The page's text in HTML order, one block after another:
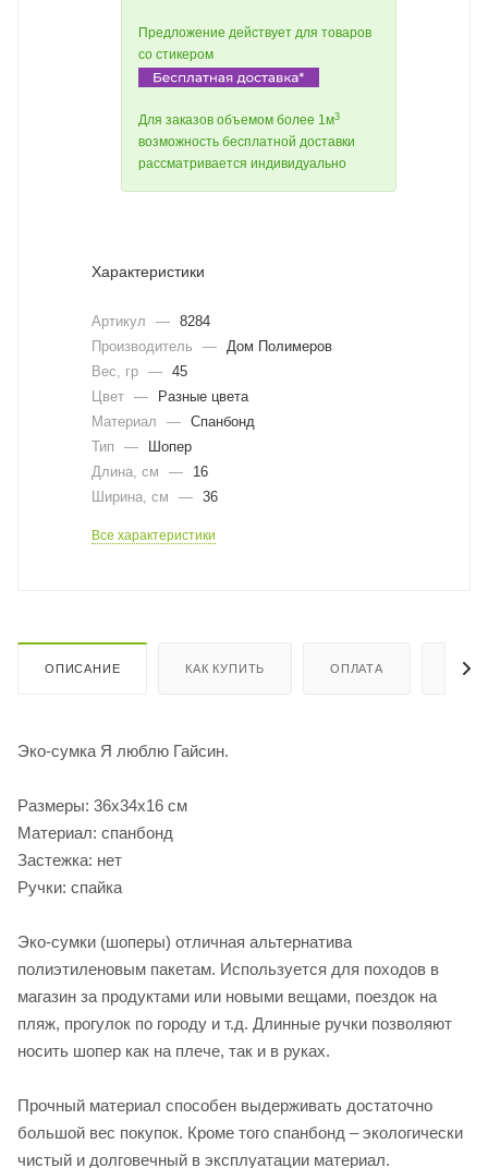
Предложение действует для товаров
со стикером
Для заказов объемом более 1м3
возможность бесплатной доставки
рассматривается индивидуально
Характеристики
Артикул — 8284
Производитель
—
Дом Полимеров
Вес, гр — 45
Цвет —
Разные цвета
Материал
— Спанбонд
Тип
—
Шопер
Длина, cм
—
16
Ширина, cм
— 36
Все характеристики
ОПИСАНИЕ КАК КУПИТЬ ОПЛАТА
Эко-сумка Я люблю Гайсин.
Размеры: 36х34х16 см
Материал: спанбонд
Застежка: нет
Ручки: спайка
Эко-сумки (шоперы) отличная альтернатива
полиэтиленовым пакетам. Используется для походов в
магазин за продуктами или новыми вещами, поездок на
пляж, прогулок по городу и т.д. Длинные ручки позволяют
носить шопер как на плече, так и в руках.
Прочный материал способен выдерживать достаточно
большой вес покупок. Кроме того спанбонд – экологически
чистый и долговечный в эксплуатации материал.